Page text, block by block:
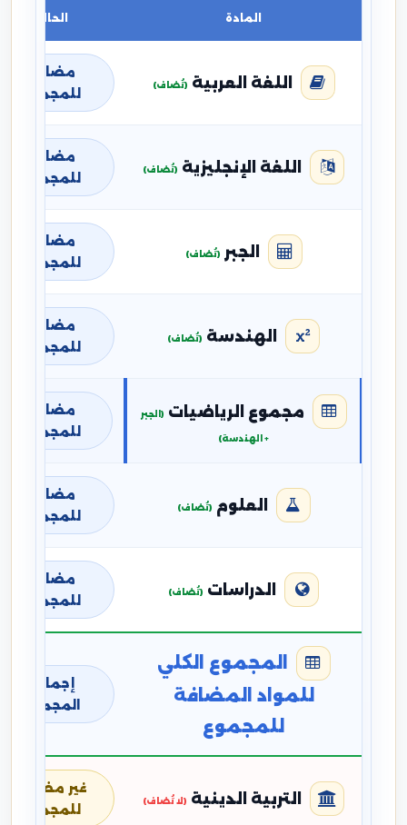
المادة الحالة
اللغة العربية (تُضاف)
مضافة
للمجموع
اللغة الإنجليزية (تُضاف)
مضافة
للمجموع
الجبر (تُضاف)
مضافة
للمجموع
الهندسة (تُضاف)
مضافة
للمجموع
مجموع الرياضيات (الجبر
+ الهندسة)
مضافة
للمجموع
العلوم (تُضاف)
مضافة
للمجموع
الدراسات (تُضاف)
مضافة
للمجموع
المجموع الكلي
للمواد المضافة
للمجموع
إجمالي
المجموع
التربية الدينية (لا تُضاف)
غير مضافة
للمجموع